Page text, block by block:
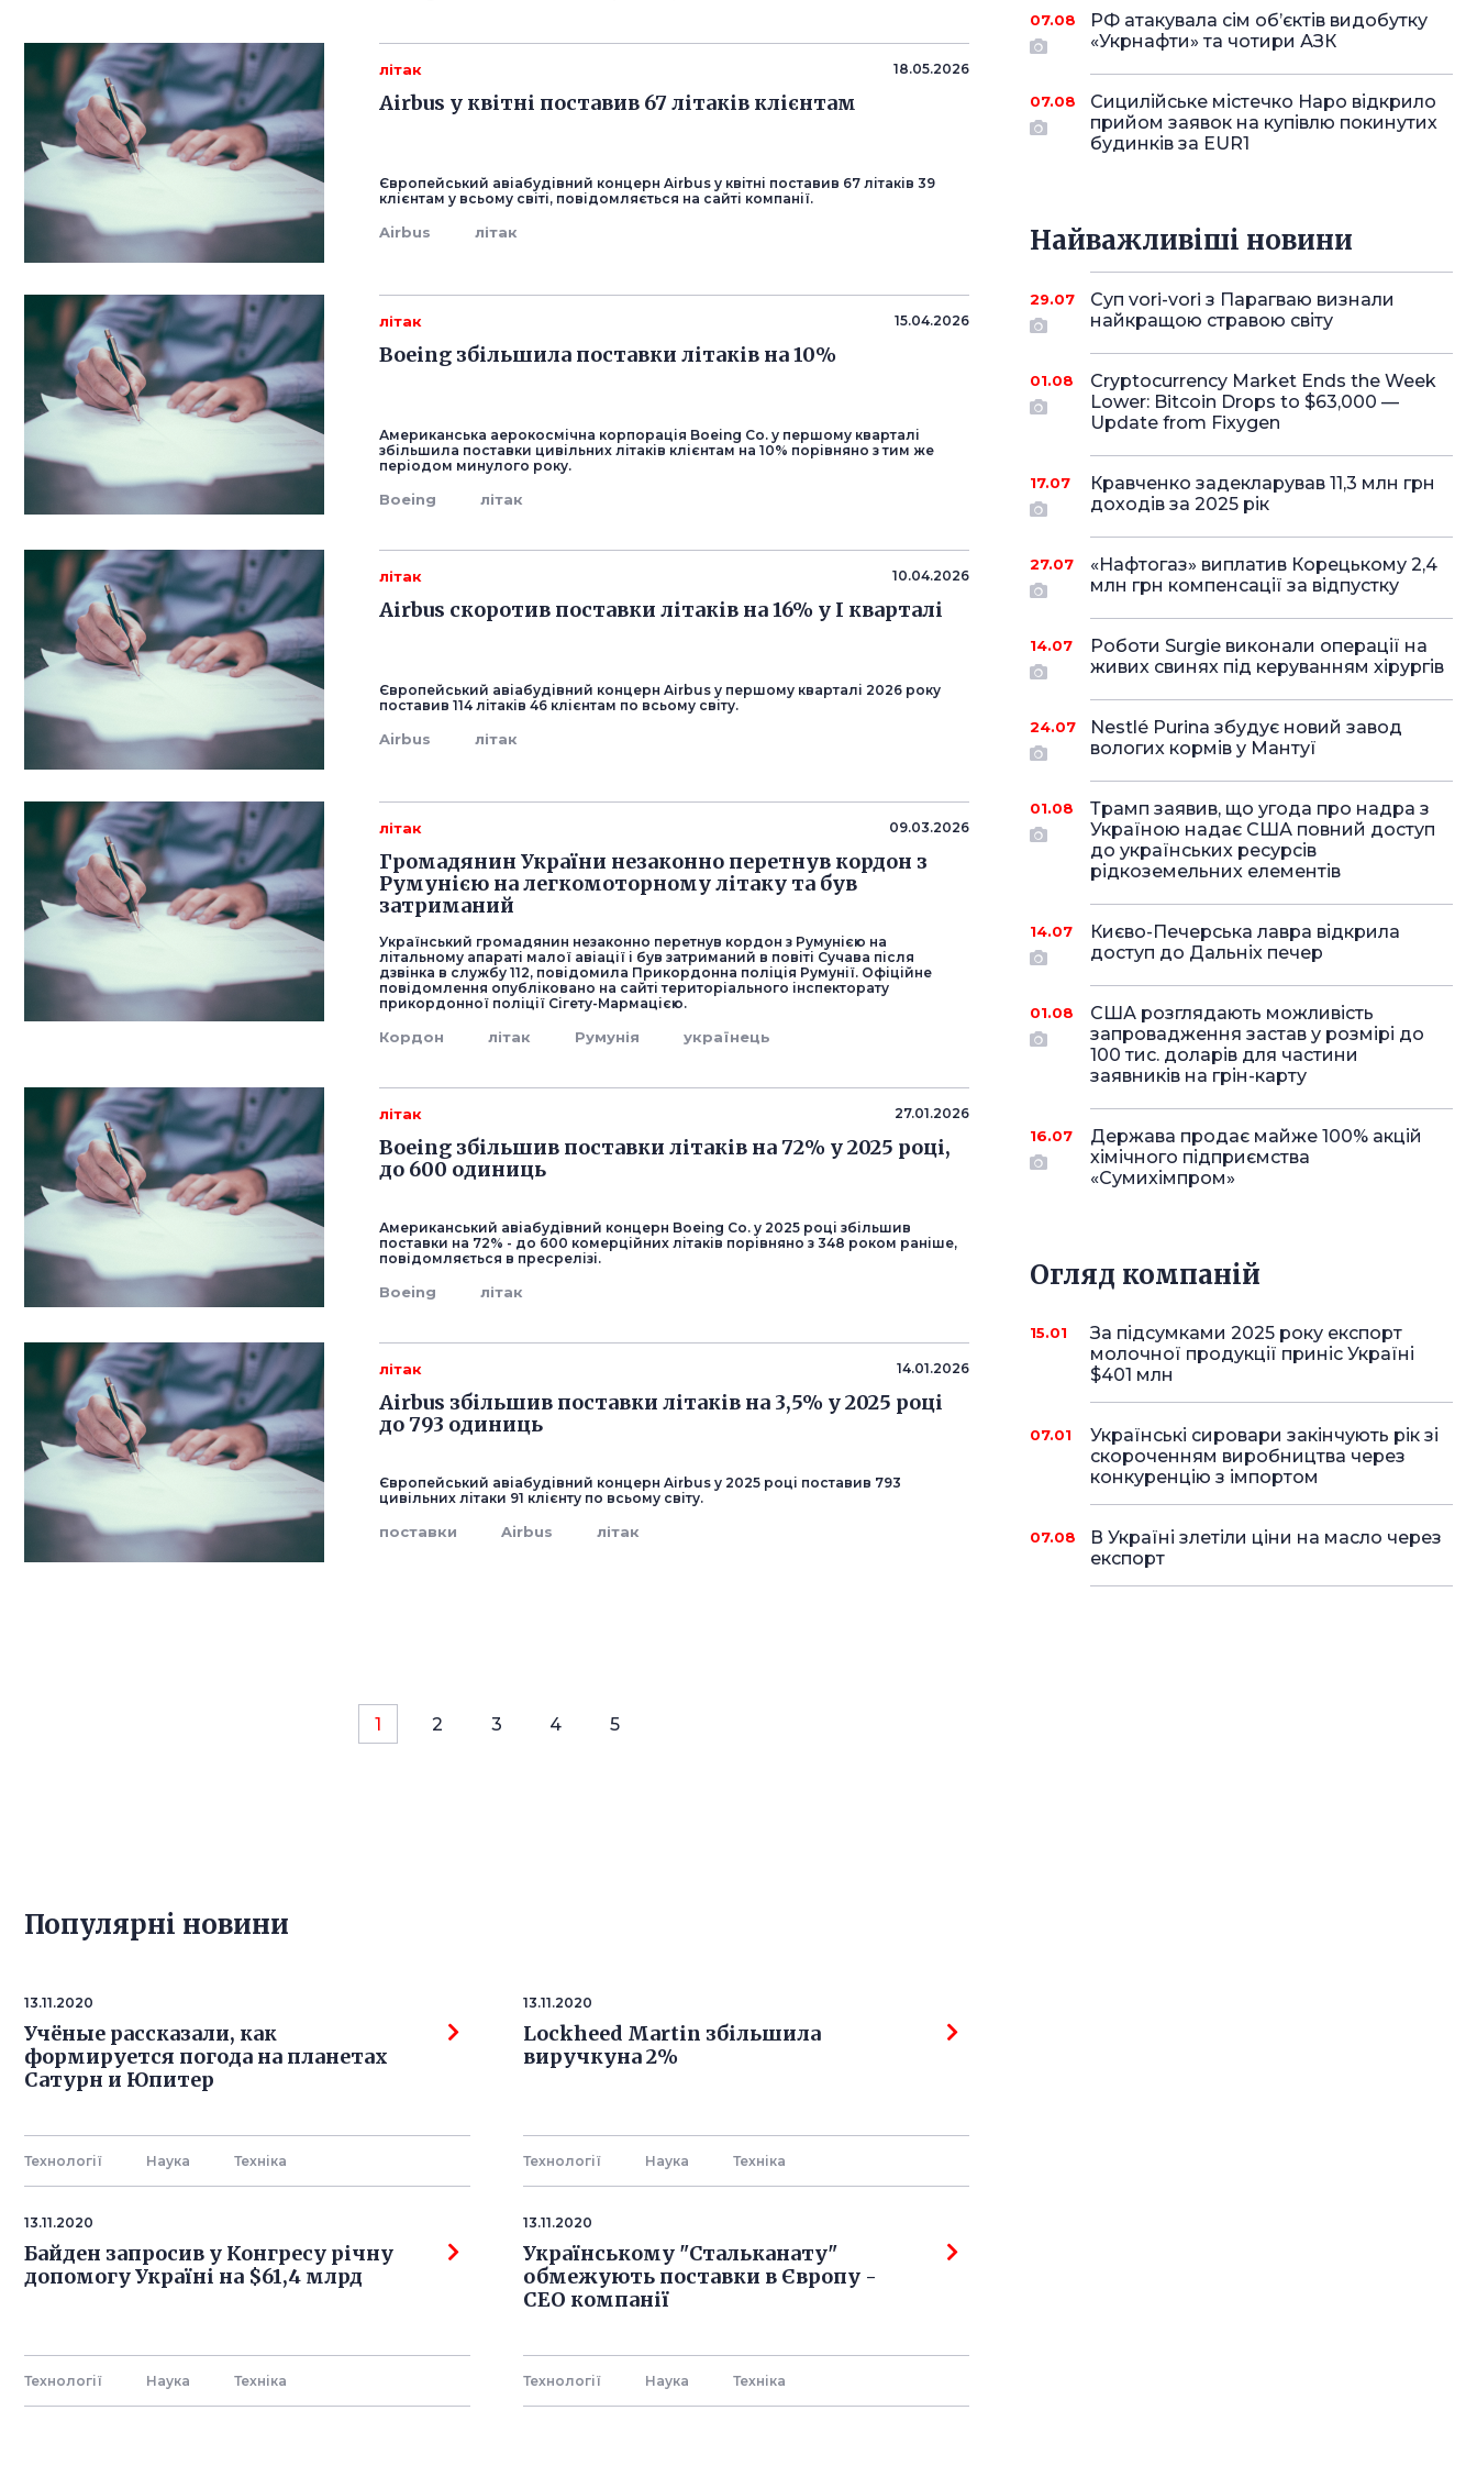
літак 18.05.2026
Airbus у квітні поставив 67 літаків клієнтам
Європейський авіабудівний концерн Airbus у квітні поставив 67 літаків 39
клієнтам у всьому світі, повідомляється на сайті компанії.
Airbus літак
літак 15.04.2026
Boeing збільшила поставки літаків на 10%
Американська аерокосмічна корпорація Boeing Co. у першому кварталі
збільшила поставки цивільних літаків клієнтам на 10% порівняно з тим же
періодом минулого року.
Boeing літак
літак 10.04.2026
Airbus скоротив поставки літаків на 16% у I кварталі
Європейський авіабудівний концерн Airbus у першому кварталі 2026 року
поставив 114 літаків 46 клієнтам по всьому світу.
Airbus літак
літак 09.03.2026
Громадянин України незаконно перетнув кордон з
Румунією на легкомоторному літаку та був
затриманий
Український громадянин незаконно перетнув кордон з Румунією на
літальному апараті малої авіації і був затриманий в повіті Сучава після
дзвінка в службу 112, повідомила Прикордонна поліція Румунії. Офіційне
повідомлення опубліковано на сайті територіального інспекторату
прикордонної поліції Сігету-Мармацією.
Кордон літак Румунія українець
літак 27.01.2026
Boeing збільшив поставки літаків на 72% у 2025 році,
до 600 одиниць
Американський авіабудівний концерн Boeing Co. у 2025 році збільшив
поставки на 72% - до 600 комерційних літаків порівняно з 348 роком раніше,
повідомляється в пресрелізі.
Boeing літак
літак 14.01.2026
Airbus збільшив поставки літаків на 3,5% у 2025 році
до 793 одиниць
Європейський авіабудівний концерн Airbus у 2025 році поставив 793
цивільних літаки 91 клієнту по всьому світу.
поставки Airbus літак
1 2 3 4 5
Популярнi новини
13.11.2020
Учёные рассказали, как
формируется погода на планетах
Сатурн и Юпитер
Технології Наука Технiка
13.11.2020
Lockheed Martin збільшила
виручкуна 2%
Технології Наука Технiка
13.11.2020
Байден запросив у Конгресу річну
допомогу Україні на $61,4 млрд
Технології Наука Технiка
13.11.2020
Українському "Стальканату"
обмежують поставки в Європу -
СЕО компанії
Технології Наука Технiка
07.08
РФ атакувала сім об’єктів видобутку
«Укрнафти» та чотири АЗК
07.08
Сицилійське містечко Наро відкрило
прийом заявок на купівлю покинутих
будинків за EUR1
Найважливіші новини
29.07
Суп vori-vori з Парагваю визнали
найкращою стравою світу
01.08
Cryptocurrency Market Ends the Week
Lower: Bitcoin Drops to $63,000 —
Update from Fixygen
17.07
Кравченко задекларував 11,3 млн грн
доходів за 2025 рік
27.07
«Нафтогаз» виплатив Корецькому 2,4
млн грн компенсації за відпустку
14.07
Роботи Surgie виконали операції на
живих свинях під керуванням хірургів
24.07
Nestlé Purina збудує новий завод
вологих кормів у Мантуї
01.08
Трамп заявив, що угода про надра з
Україною надає США повний доступ
до українських ресурсів
рідкоземельних елементів
14.07
Києво-Печерська лавра відкрила
доступ до Дальніх печер
01.08
США розглядають можливість
запровадження застав у розмірі до
100 тис. доларів для частини
заявників на грін-карту
16.07
Держава продає майже 100% акцій
хімічного підприємства
«Сумихімпром»
Огляд компаній
15.01
За підсумками 2025 року експорт
молочної продукції приніс Україні
$401 млн
07.01
Українські сировари закінчують рік зі
скороченням виробництва через
конкуренцію з імпортом
07.08
В Україні злетіли ціни на масло через
експорт